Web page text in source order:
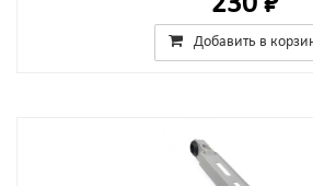
Добавить в